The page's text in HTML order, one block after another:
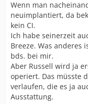
Wenn man
neuimplantiert, da
kein CI.
Ich habe seinerzeit
Breeze. Was anderes
bds. bei mir.
Aber Russell wird ja
operiert. Das müsste
verlaufen, die es ja
Ausstattung.